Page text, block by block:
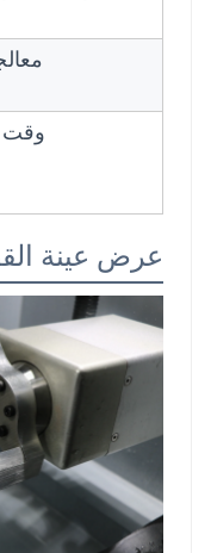
وقت
عرض عينة